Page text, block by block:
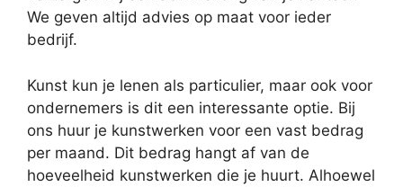
We geven altijd advies op maat voor ieder
bedrijf.
Kunst kun je lenen als particulier, maar ook voor
ondernemers is dit een interessante optie. Bij
ons huur je kunstwerken voor een vast bedrag
per maand. Dit bedrag hangt af van de
hoeveelheid kunstwerken die je huurt. Alhoewel